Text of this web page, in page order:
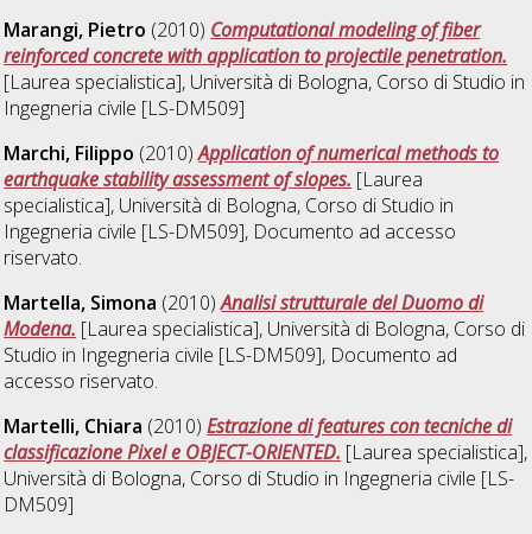
Marangi, Pietro (2010) Computational modeling of fiber
reinforced concrete with application to projectile penetration.
[Laurea specialistica], Università di Bologna, Corso di Studio in
Ingegneria civile [LS-DM509]
Marchi, Filippo (2010)Application of numerical methods to
earthquake stability assessment of slopes. [Laurea
specialistica], Università di Bologna, Corso di Studio in
Ingegneria civile [LS-DM509], Documento ad accesso
riservato.
Martella, Simona (2010)Analisi strutturale del Duomo di
Modena. [Laurea specialistica], Università di Bologna, Corso di
Studio in Ingegneria civile [LS-DM509], Documento ad
accesso riservato.
Martelli, Chiara (2010)Estrazione di features con tecniche di
classificazione Pixel e OBJECT-ORIENTED. [Laurea specialistica],
Università di Bologna, Corso di Studio in Ingegneria civile [LS-
DM509]